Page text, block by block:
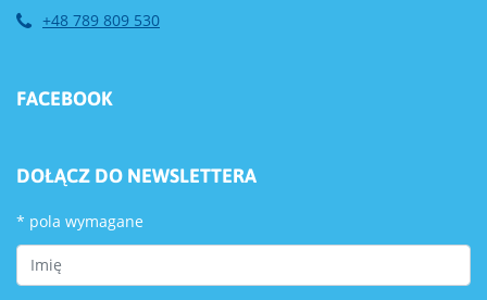
+48 789 809 530
FACEBOOK
DOŁĄCZ DO NEWSLETTERA
* pola wymagane
First Name